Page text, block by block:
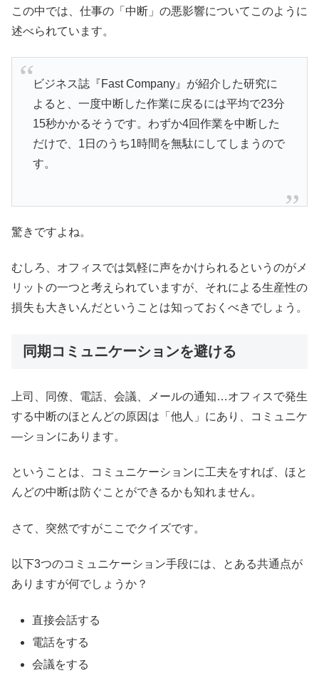
この中では、仕事の「中断」の悪影響についてこのように
述べられています。
ビジネス誌『Fast Company』が紹介した研究に
よると、一度中断した作業に戻るには平均で23分
15秒かかるそうです。わずか4回作業を中断した
だけで、1日のうち1時間を無駄にしてしまうので
す。
驚きですよね。
むしろ、オフィスでは気軽に声をかけられるというのがメ
リットの一つと考えられていますが、それによる生産性の
損失も大きいんだということは知っておくべきでしょう。
同期コミュニケーションを避ける
上司、同僚、電話、会議、メールの通知…オフィスで発生
する中断のほとんどの原因は「他人」にあり、コミュニケ
―ションにあります。
ということは、コミュニケーションに工夫をすれば、ほと
んどの中断は防ぐことができるかも知れません。
さて、突然ですがここでクイズです。
以下3つのコミュニケーション手段には、とある共通点が
ありますが何でしょうか？
直接会話する
電話をする
会議をする